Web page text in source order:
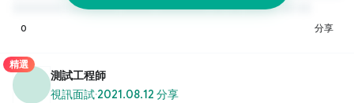
0 分享
精選
測試工程師
視訊面試·2021.08.12 分享